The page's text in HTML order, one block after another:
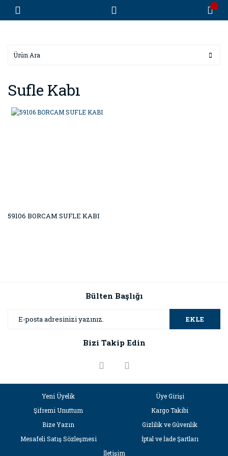
Sufle Kabı
59106 BORCAM SUFLE KABI
Bülten Başlığı
EKLE
Bizi Takip Edin
Yeni Üyelik
Üye Girişi
Şifremi Unuttum
Kargo Takibi
Bize Yazın
Gizlilik ve Güvenlik
Mesafeli Satış Sözleşmesi
İptal ve İade Şartları
İletişim